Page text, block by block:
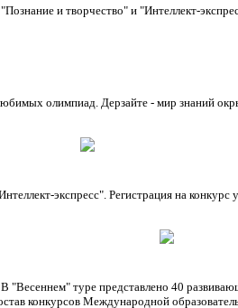
и творчество" и "Интеллект-
олимпиад. Дерзайте - мир знаний
экспресс". Регистрация на
"Весеннем" туре представлено 40
конкурсов Международной